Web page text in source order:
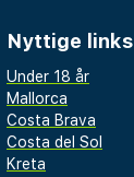
Nyttige links
Under 18 år
Mallorca
Costa Brava
Costa del Sol
Kreta